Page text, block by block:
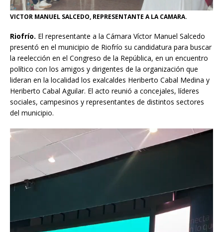
VICTOR MANUEL SALCEDO, REPRESENTANTE A LA CAMARA.
Riofrío. El representante a la Cámara Víctor Manuel Salcedo
presentó en el municipio de Riofrío su candidatura para buscar
la reelección en el Congreso de la República, en un encuentro
político con los amigos y dirigentes de la organización que
lideran en la localidad los exalcaldes Heriberto Cabal Medina y
Heriberto Cabal Aguilar. El acto reunió a concejales, líderes
sociales, campesinos y representantes de distintos sectores
del municipio.